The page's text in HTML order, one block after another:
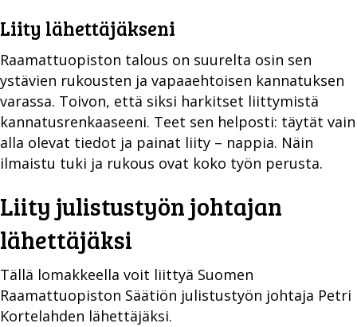
Liity lähettäjäkseni
Raamattuopiston talous on suurelta osin sen
ystävien rukousten ja vapaaehtoisen kannatuksen
varassa. Toivon, että siksi harkitset liittymistä
kannatusrenkaaseeni. Teet sen helposti: täytät vain
alla olevat tiedot ja painat liity – nappia. Näin
ilmaistu tuki ja rukous ovat koko työn perusta.
Liity julistustyön johtajan
lähettäjäksi
Tällä lomakkeella voit liittyä Suomen
Raamattuopiston Säätiön julistustyön johtaja Petri
Kortelahden lähettäjäksi.